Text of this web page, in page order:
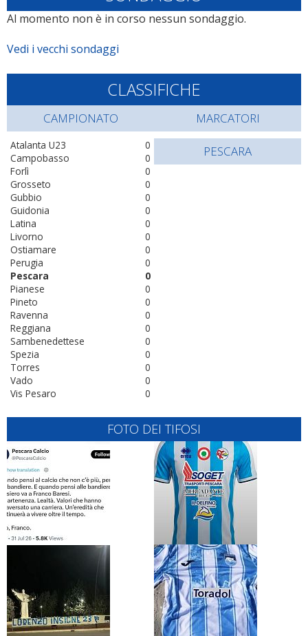
Al momento non è in corso nessun sondaggio.
Vedi i vecchi sondaggi
CLASSIFICHE
CAMPIONATO
0
Atalanta U23
0
Campobasso
0
Forlì
0
Grosseto
0
Gubbio
0
Guidonia
0
Latina
0
Livorno
0
Ostiamare
0
Perugia
0
Pescara
0
Pianese
0
Pineto
0
Ravenna
0
Reggiana
0
Sambenedettese
0
Spezia
0
Torres
0
Vado
0
Vis Pesaro
MARCATORI
PESCARA
FOTO DEI TIFOSI